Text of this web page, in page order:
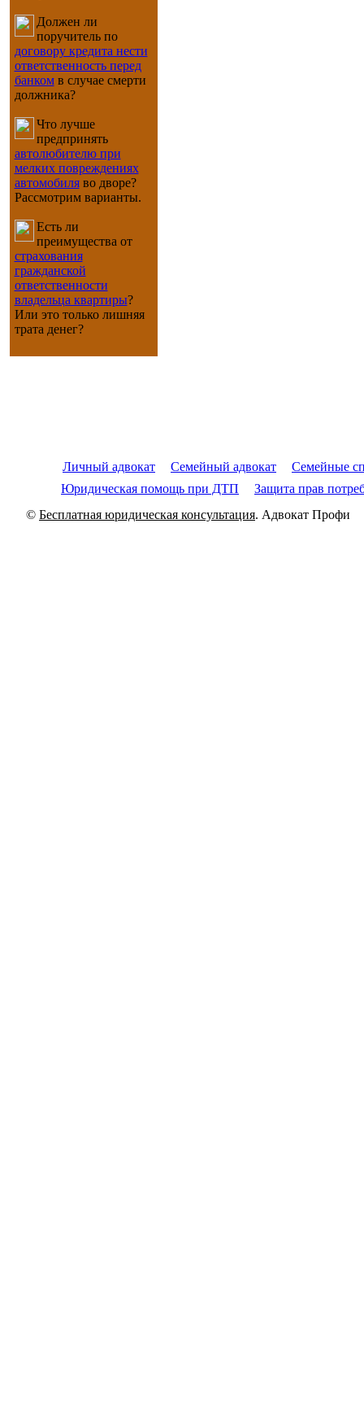
Должен ли
поручитель по
договору кредита нести
ответственность перед
банкомв случае смерти
должника?
Что лучше
предпринять
автолюбителю при
мелких повреждениях
автомобиляво дворе?
Рассмотрим варианты.
Есть ли
преимущества от
страхования
гражданской
ответственности
владельца квартиры?
Или это только лишняя
трата денег?
Личный адвокат Семейный адвокат
Семейные
Юридическая помощь при ДТП
Защита прав
© Бесплатная юридическая консультация. Адвокат Профи